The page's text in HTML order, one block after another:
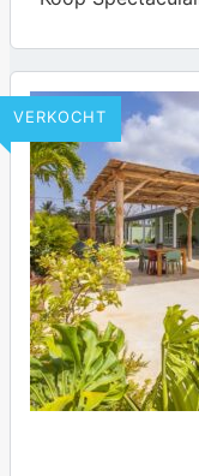
Zwembaden en
Koop.…
VERKOCHT